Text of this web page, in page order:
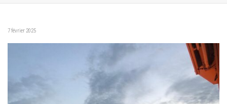
7 février 2025